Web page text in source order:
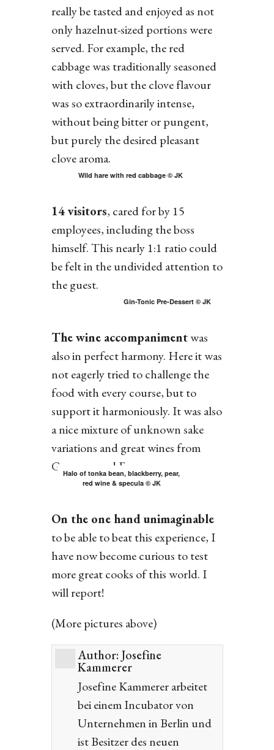
really be tasted and enjoyed as not
only hazelnut-sized portions were
served. For example, the red
cabbage was traditionally seasoned
with cloves, but the clove flavour
was so extraordinarily intense,
without being bitter or pungent,
but purely the desired pleasant
clove aroma.
Wild hare with red cabbage © JK
14 visitors, cared for by 15
employees, including the boss
himself. This nearly 1:1 ratio could
be felt in the undivided attention to
the guest.
Gin-Tonic Pre-Dessert © JK
The wine accompanimentwas
also in perfect harmony. Here it was
not eagerly tried to challenge the
food with every course, but to
support it harmoniously. It was also
a nice mixture of unknown sake
variations and great wines from
Germany and France.
Halo of tonka bean, blackberry, pear,
red wine & specula © JK
On the one hand unimaginable
to be able to beat this experience, I
have now become curious to test
more great cooks of this world. I
will report!
(More pictures above)
Author: Josefine
Kammerer
Josefine Kammerer arbeitet
bei einem Incubator von
Unternehmen in Berlin und
ist Besitzer des neuen